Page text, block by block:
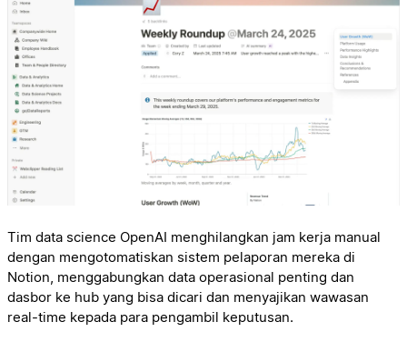
Tim data science OpenAI menghilangkan jam kerja manual
dengan mengotomatiskan sistem pelaporan mereka di
Notion, menggabungkan data operasional penting dan
dasbor ke hub yang bisa dicari dan menyajikan wawasan
real-time kepada para pengambil keputusan⁠.